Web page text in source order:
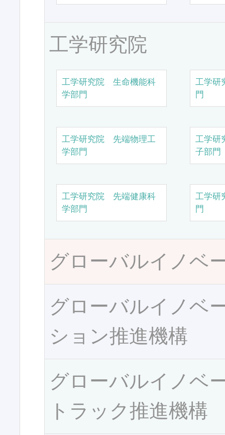
工学研究院
工学研究院 生命機能科
学部門
工学研
門
工学研究院 先端物理工
学部門
工学研
子部門
工学研究院 先端健康科
学部門
工学研
門
グローバルイノベ
グローバルイノベ
ション推進機構
グローバルイノベ
トラック推進機構